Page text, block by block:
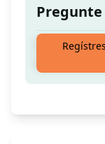
Pregunte
Una
sobre el